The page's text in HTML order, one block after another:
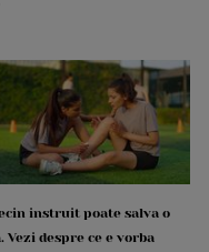
instruit poate salva o
Vezi despre ce e vorba